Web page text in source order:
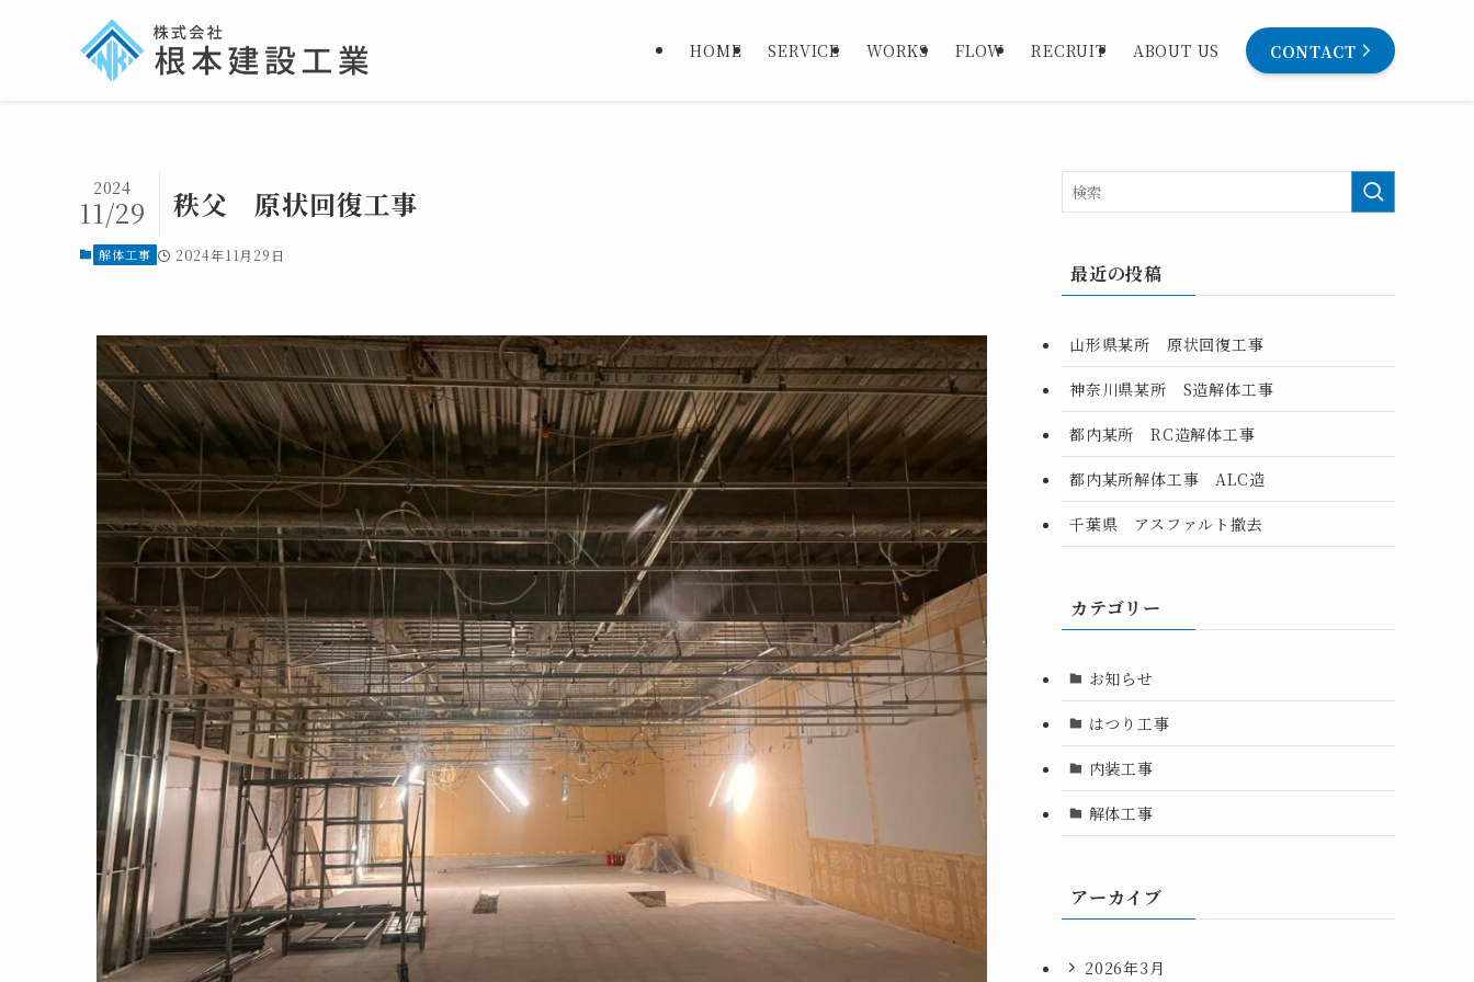
HOME SERVICE WORKS FLOW RECRUIT ABOUT US CONTACT
秩父 原状回復工事
2024
11/29
解体工事 2024年11月29日
最近の投稿
山形県某所 原状回復工事
神奈川県某所 S造解体工事
都内某所 RC造解体工事
都内某所解体工事 ALC造
千葉県 アスファルト撤去
カテゴリー
お知らせ
はつり工事
内装工事
解体工事
アーカイブ
2026年3月